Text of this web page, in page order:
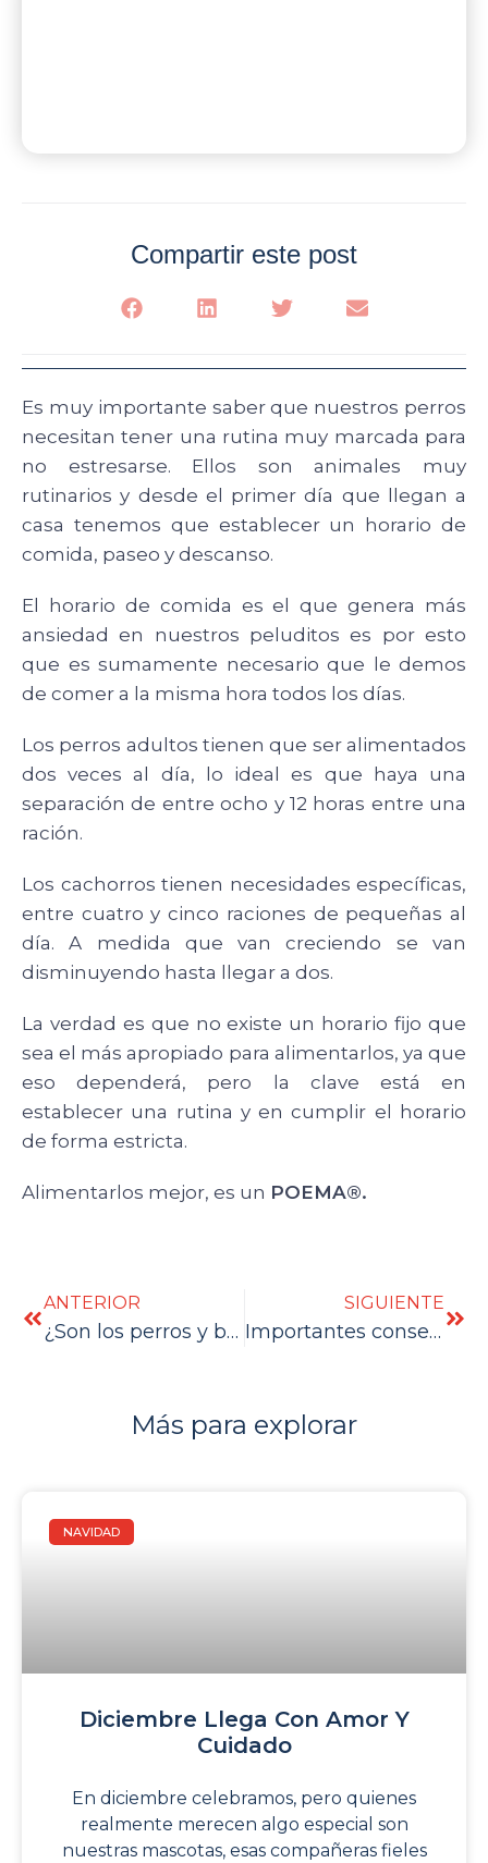
Compartir este post
Es muy importante saber que nuestros perros
necesitan tener una rutina muy marcada para
no estresarse. Ellos son animales muy
rutinarios y desde el primer día que llegan a
casa tenemos que establecer un horario de
comida, paseo y descanso.
El horario de comida es el que genera más
ansiedad en nuestros peluditos es por esto
que es sumamente necesario que le demos
de comer a la misma hora todos los días.
Los perros adultos tienen que ser alimentados
dos veces al día, lo ideal es que haya una
separación de entre ocho y 12 horas entre una
ración.
Los cachorros tienen necesidades específicas,
entre cuatro y cinco raciones de pequeñas al
día. A medida que van creciendo se van
disminuyendo hasta llegar a dos.
La verdad es que no existe un horario fijo que
sea el más apropiado para alimentarlos, ya que
eso dependerá, pero la clave está en
establecer una rutina y en cumplir el horario
de forma estricta.
Alimentarlos mejor, es un POEMA®.
ANTERIOR
¿Son los perros y bebes compatibles?
SIGUIENTE
Importantes consejos al momento de castrar
Más para explorar
NAVIDAD
Diciembre Llega Con Amor Y
Cuidado
En diciembre celebramos, pero quienes
realmente merecen algo especial son
nuestras mascotas, esas compañeras fieles